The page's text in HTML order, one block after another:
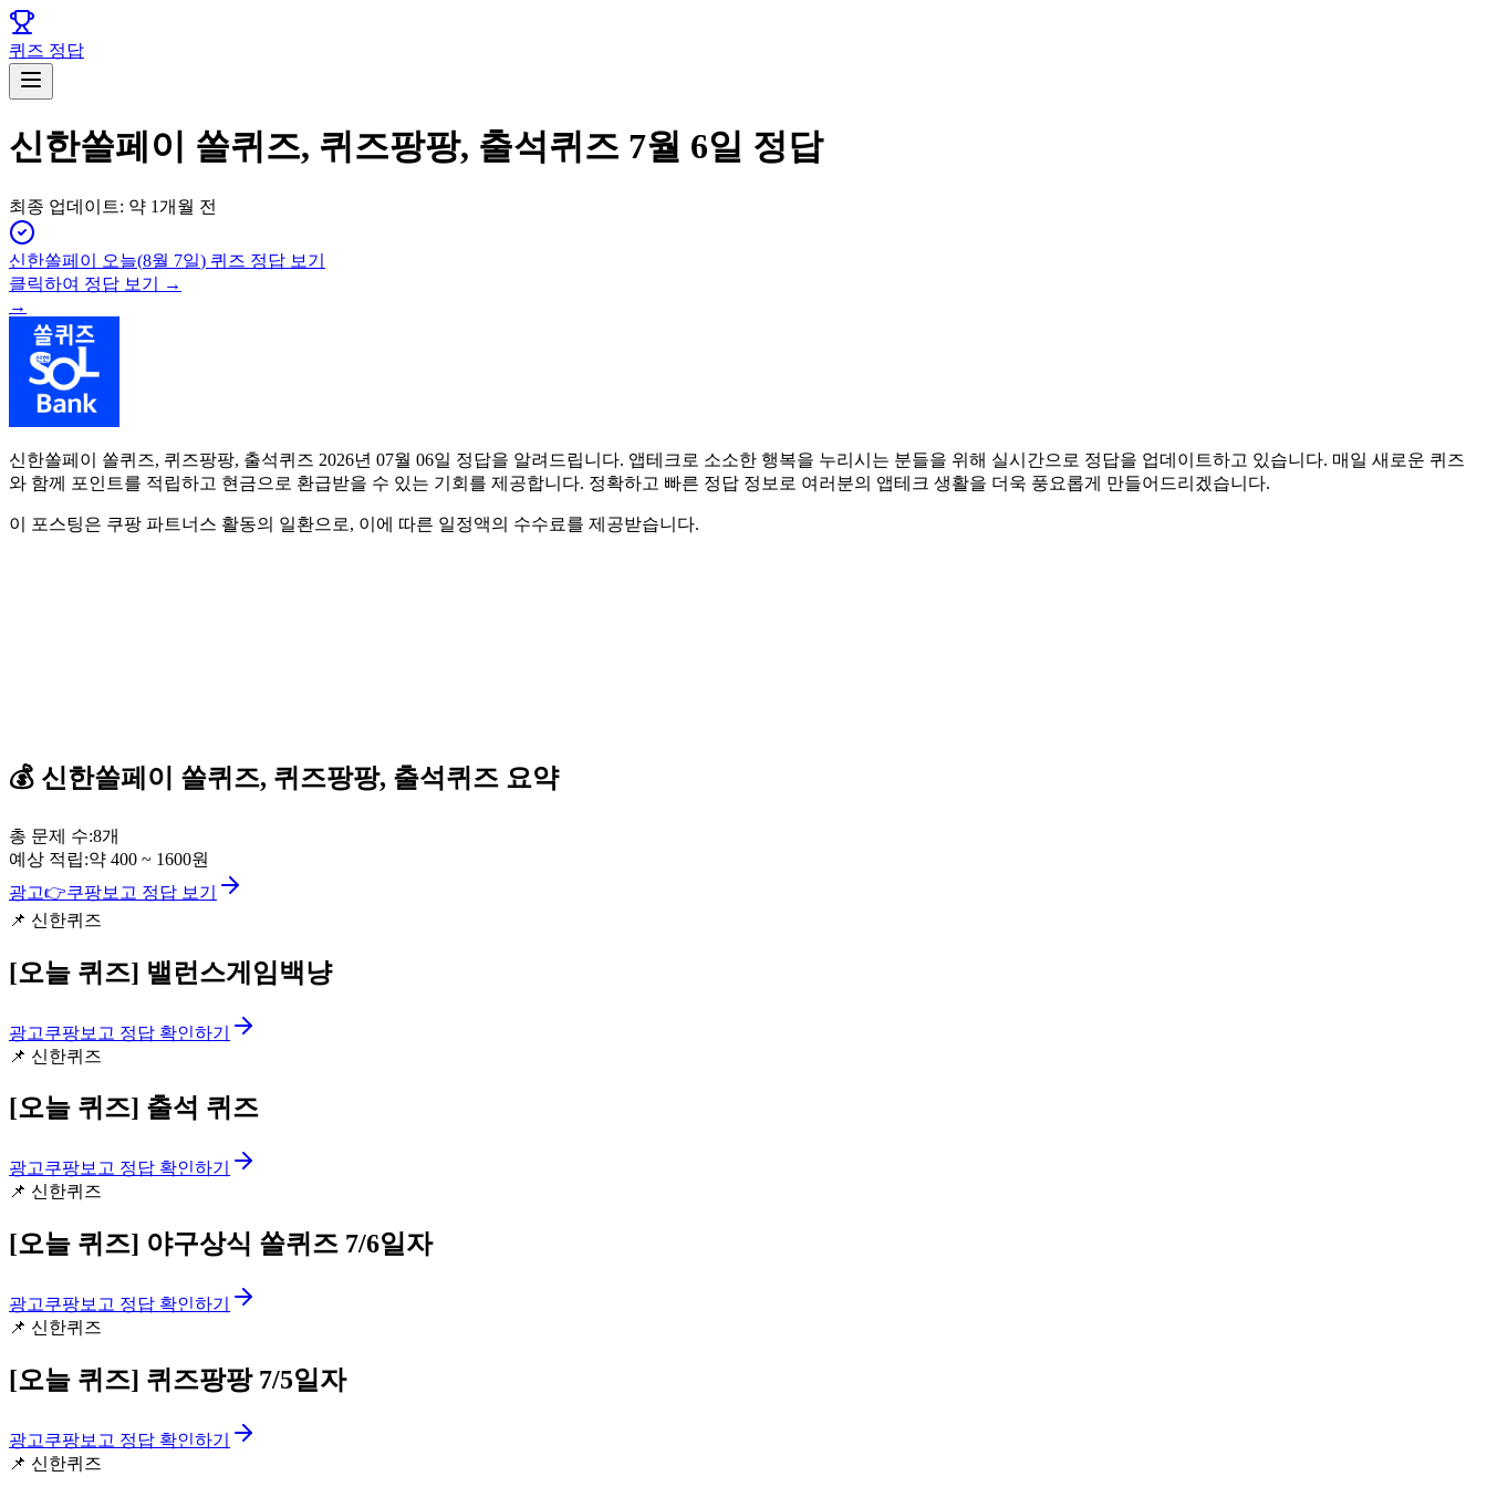
퀴즈 정답
신한쏠페이 쏠퀴즈, 퀴즈팡팡, 출석퀴즈 7월 6일 정답
최종 업데이트: 약 1개월 전
신한쏠페이 오늘(8월 7일) 퀴즈 정답 보기
클릭하여 정답 보기 →
→
신한쏠페이 쏠퀴즈, 퀴즈팡팡, 출석퀴즈 2026년 07월 06일 정답을 알려드립니다. 앱테크로 소소한 행복을 누리시는 분들을 위해 실시간으로 정답을 업데이트하고 있습니다. 매일 새로운 퀴즈
와 함께 포인트를 적립하고 현금으로 환급받을 수 있는 기회를 제공합니다. 정확하고 빠른 정답 정보로 여러분의 앱테크 생활을 더욱 풍요롭게 만들어드리겠습니다.
이 포스팅은 쿠팡 파트너스 활동의 일환으로, 이에 따른 일정액의 수수료를 제공받습니다.
💰 신한쏠페이 쏠퀴즈, 퀴즈팡팡, 출석퀴즈 요약
총 문제 수:8개
예상 적립:약 400 ~ 1600원
광고👉쿠팡보고 정답 보기
📌 신한퀴즈
[오늘 퀴즈] 밸런스게임백냥
광고쿠팡보고 정답 확인하기
📌 신한퀴즈
[오늘 퀴즈] 출석 퀴즈
광고쿠팡보고 정답 확인하기
📌 신한퀴즈
[오늘 퀴즈] 야구상식 쏠퀴즈 7/6일자
광고쿠팡보고 정답 확인하기
📌 신한퀴즈
[오늘 퀴즈] 퀴즈팡팡 7/5일자
광고쿠팡보고 정답 확인하기
📌 신한퀴즈